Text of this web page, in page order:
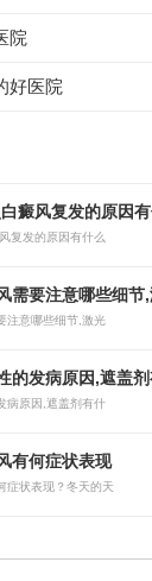
院
好医院
癜风复发的原因
复发的原因有什么
需要注意哪些细节
注意哪些细节,激光
的发病原因,遮盖
病原因,遮盖剂有什
有何症状表现
症状表现？冬天的天